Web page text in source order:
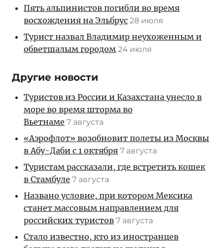
Пять альпинистов погибли во время
восхождения на Эльбрус 28 июля
Турист назвал Владимир неухоженным и
обветшалым городом 24 июля
Другие новости
Туристов из России и Казахстана унесло в
море во время шторма во
Вьетнаме 7 августа
«Аэрофлот» возобновит полеты из Москвы
в Абу-Даби с 1 октября 7 августа
Туристам рассказали, где встретить кошек
в Стамбуле 7 августа
Названо условие, при котором Мексика
станет массовым направлением для
российских туристов 7 августа
Стало известно, кто из иностранцев